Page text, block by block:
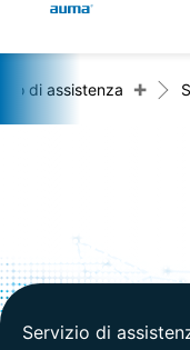
Prodotti
Servizio di
Impresa
Global
Nord
Ricerca
di assistenza +
Servizio di